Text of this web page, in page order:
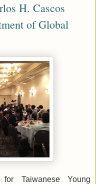
H. Cascos
of Global
Taiwanese Young